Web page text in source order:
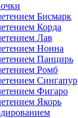
Бисмарк
Корда
Лав
Нонна
Панцирь
Ромб
Сингапур
Фигаро
Якорь